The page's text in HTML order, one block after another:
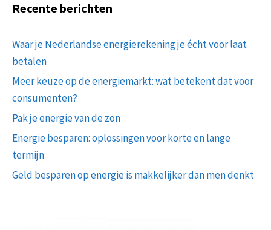
Recente berichten
Waar je Nederlandse energierekening je écht voor laat
betalen
Meer keuze op de energiemarkt: wat betekent dat voor
consumenten?
Pak je energie van de zon
Energie besparen: oplossingen voor korte en lange
termijn
Geld besparen op energie is makkelijker dan men denkt